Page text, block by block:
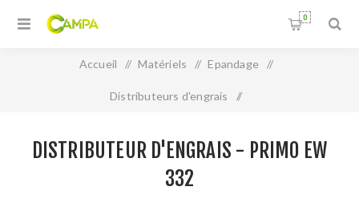
0
Accueil / Matériels / Epandage /
Distributeurs d'engrais /
DISTRIBUTEUR D'ENGRAIS - PRIMO EW
332